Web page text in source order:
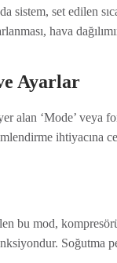
sistem, set edilen
hava
Ayarlar
alan ‘Mode’ veya
ihtiyacına
bu mod,
Soğutma